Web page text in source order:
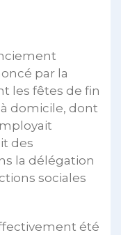
par la
les fêtes de fin
à domicile, dont
des
la délégation
sociales
été